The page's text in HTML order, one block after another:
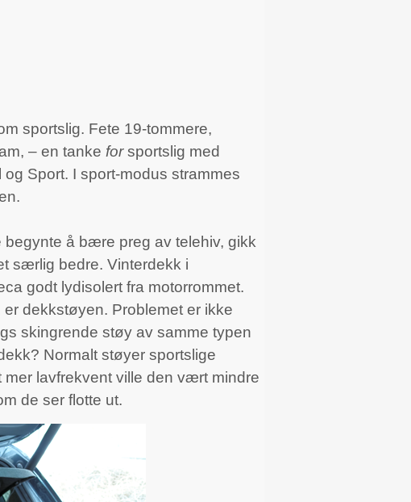
sportslig. Fete 19-tommere,
– en tanke forsportslig med
Sport. I sport-modus strammes
å bære preg av telehiv, gikk
særlig bedre. Vinterdekk i
godt lydisolert fra motorrommet.
dekkstøyen. Problemet er ikke
skingrende støy av samme typen
Normalt støyer sportslige
lavfrekvent ville den vært mindre
de ser flotte ut.